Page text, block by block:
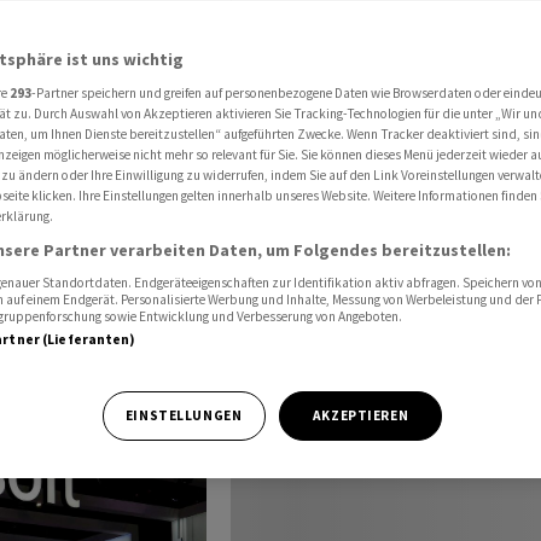
Die
Aktie
Name Aktuell
Microsoft Rg
499.86
ist uns wichtig
293-Partner speichern und greifen auf personenbezogene Daten wie Browserdaten oder
zu. Durch Auswahl von Akzeptieren aktivieren Sie Tracking-Technologien für die unter „Wir
um Ihnen Dienste bereitzustellen“ aufgeführten Zwecke. Wenn Tracker deaktiviert sind,
möglicherweise nicht mehr so relevant für Sie. Sie können dieses Menü jederzeit wieder
ändern oder Ihre Einwilligung zu widerrufen, indem Sie auf den Link Voreinstellungen
klicken. Ihre Einstellungen gelten innerhalb unseres Website. Weitere Informationen finden
Partner verarbeiten Daten, um Folgendes bereitzustellen:
Standortdaten. Endgeräteeigenschaften zur Identifikation aktiv abfragen. Speichern
einem Endgerät. Personalisierte Werbung und Inhalte, Messung von Werbeleistung und der
sowie Entwicklung und Verbesserung von Angeboten.
(Lieferanten)
EINSTELLUNGEN AKZEPTIEREN